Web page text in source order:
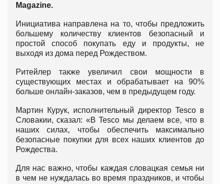
Magazine.
Инициатива направлена на то, чтобы предложить
большему количеству клиентов безопасный и
простой способ покупать еду и продукты, не
выходя из дома перед Рождеством.
Ритейлер также увеличил свои мощности в
существующих местах и обрабатывает на 90%
больше онлайн-заказов, чем в предыдущем году.
Мартин Курук, исполнительный директор Tesco в
Словакии, сказал: «В Tesco мы делаем все, что в
наших силах, чтобы обеспечить максимально
безопасные покупки для всех наших клиентов до
Рождества.
Для нас важно, чтобы каждая словацкая семья ни
в чем не нуждалась во время праздников, и чтобы